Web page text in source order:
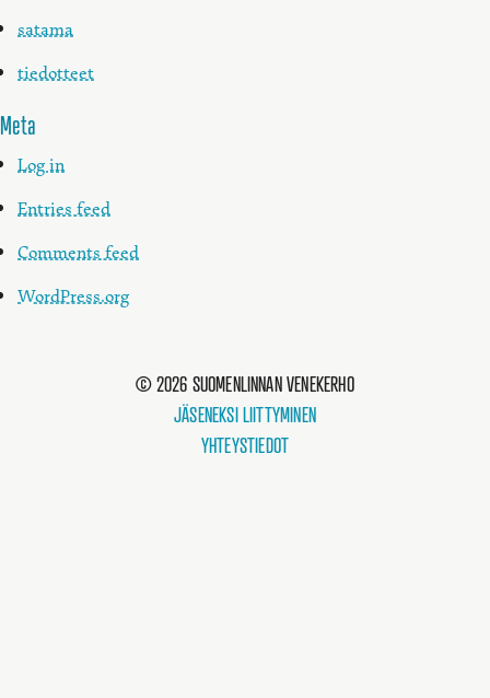
satama
tiedotteet
Meta
Log in
Entries feed
Comments feed
WordPress.org
© 2026 SUOMENLINNAN VENEKERHO
JÄSENEKSI LIITTYMINEN
YHTEYSTIEDOT